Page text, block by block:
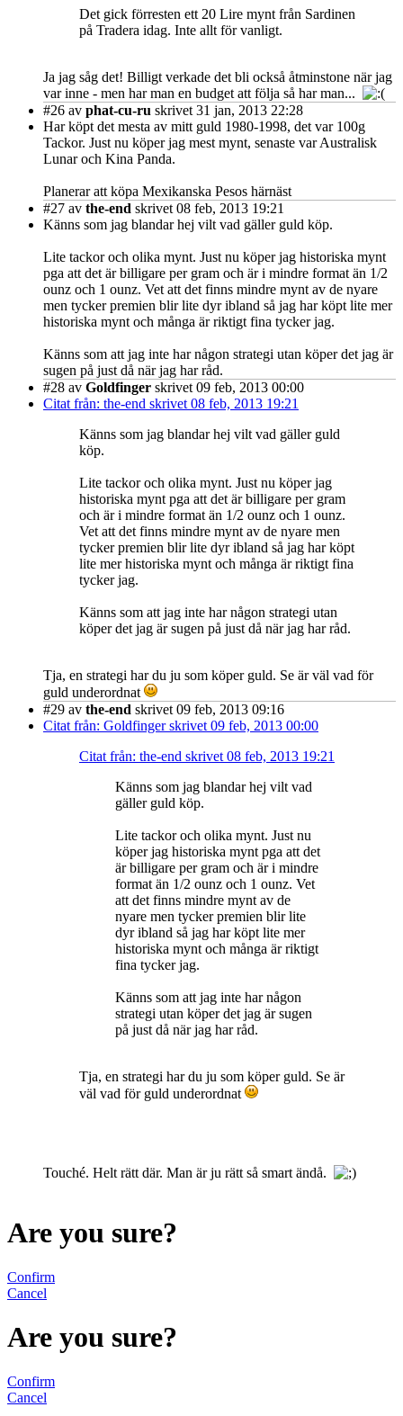
Det gick förresten ett 20 Lire mynt från Sardinen
på Tradera idag. Inte allt för vanligt.
Ja jag såg det! Billigt verkade det bli också åtminstone när jag
var inne - men har man en budget att följa så har man...
#26 av phat-cu-ru skrivet 31 jan, 2013 22:28
Har köpt det mesta av mitt guld 1980-1998, det var 100g
Tackor. Just nu köper jag mest mynt, senaste var Australisk
Lunar och Kina Panda.
Planerar att köpa Mexikanska Pesos härnäst
#27 av the-end skrivet 08 feb, 2013 19:21
Känns som jag blandar hej vilt vad gäller guld köp.
Lite tackor och olika mynt. Just nu köper jag historiska mynt
pga att det är billigare per gram och är i mindre format än 1/2
ounz och 1 ounz. Vet att det finns mindre mynt av de nyare
men tycker premien blir lite dyr ibland så jag har köpt lite mer
historiska mynt och många är riktigt fina tycker jag.
Känns som att jag inte har någon strategi utan köper det jag är
sugen på just då när jag har råd.
#28 av Goldfinger skrivet 09 feb, 2013 00:00
Citat från: the-end skrivet 08 feb, 2013 19:21
Känns som jag blandar hej vilt vad gäller guld
köp.
Lite tackor och olika mynt. Just nu köper jag
historiska mynt pga att det är billigare per gram
och är i mindre format än 1/2 ounz och 1 ounz.
Vet att det finns mindre mynt av de nyare men
tycker premien blir lite dyr ibland så jag har köpt
lite mer historiska mynt och många är riktigt fina
tycker jag.
Känns som att jag inte har någon strategi utan
köper det jag är sugen på just då när jag har råd.
Tja, en strategi har du ju som köper guld. Se är väl vad för
guld underordnat
#29 av the-end skrivet 09 feb, 2013 09:16
Citat från: Goldfinger skrivet 09 feb, 2013 00:00
Citat från: the-end skrivet 08 feb, 2013 19:21
Känns som jag blandar hej vilt vad
gäller guld köp.
Lite tackor och olika mynt. Just nu
köper jag historiska mynt pga att det
är billigare per gram och är i mindre
format än 1/2 ounz och 1 ounz. Vet
att det finns mindre mynt av de
nyare men tycker premien blir lite
dyr ibland så jag har köpt lite mer
historiska mynt och många är riktigt
fina tycker jag.
Känns som att jag inte har någon
strategi utan köper det jag är sugen
på just då när jag har råd.
Tja, en strategi har du ju som köper guld. Se är
väl vad för guld underordnat
Touché. Helt rätt där. Man är ju rätt så smart ändå.
Are you sure?
Confirm
Cancel
Are you sure?
Confirm
Cancel